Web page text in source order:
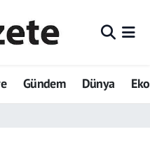
Gündem Dünya